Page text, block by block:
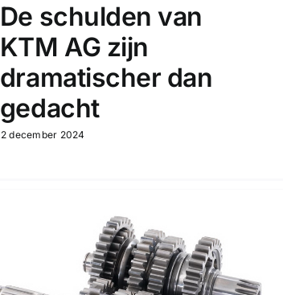
De schulden van
KTM AG zijn
dramatischer dan
gedacht
2 december 2024